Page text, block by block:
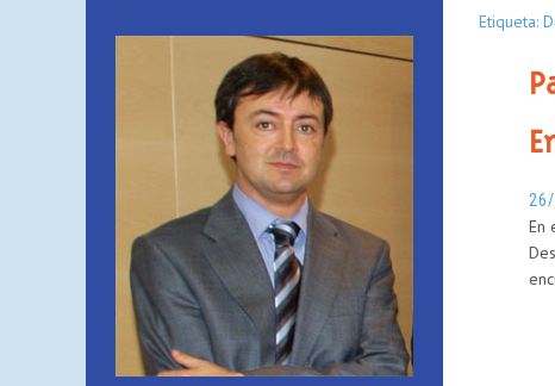
Etiqueta:
En